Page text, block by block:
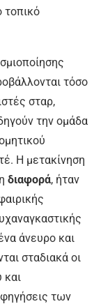
τοπικό
τόσο
σταρ,
την ομάδα
H μετακίνηση
διαφορά, ήταν
άνευρο και
σταδιακά οι
και
των